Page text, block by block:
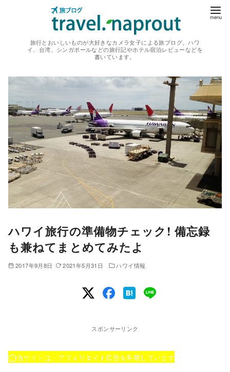
旅行とおいしいものが大好きなカメラ女子による旅ブログ。ハワ
イ、台湾、シンガポールなどの旅行記やホテル宿泊レビューなどを
書いています。
ハワイ旅行の準備物チェック! 備忘録
も兼ねてまとめてみたよ
2017年9月8日 2021年5月31日 ハワイ情報
スポンサーリンク
当サイトは、アフィリエイト広告を利用しています